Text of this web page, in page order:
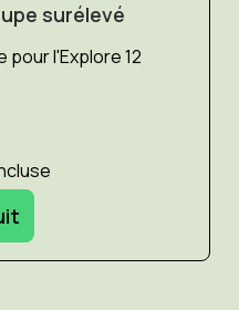
surélevé
pour l'Explore 12